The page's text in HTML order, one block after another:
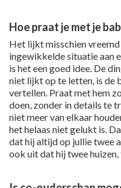
Hoe praat je met je
Het lijkt misschien
ingewikkelde situatie aan
is het een goed idee. De
niet lijkt op te letten, is de
vertellen. Praat met hem
doen, zonder in details te
niet meer van elkaar
het helaas niet gelukt is.
dat hij altijd op jullie twee
ook uit dat hij twee